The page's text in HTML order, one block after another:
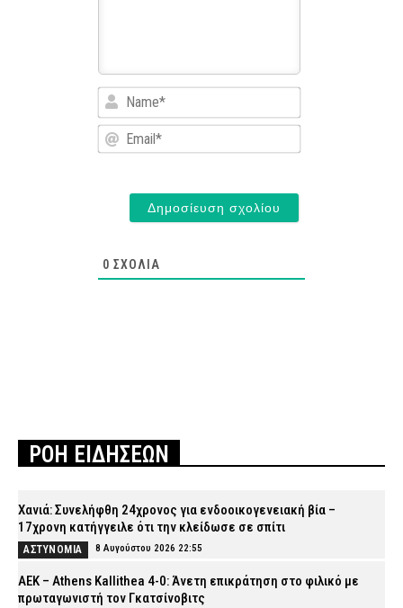
Name*
Email*
0 ΣΧΌΛΙΑ
ΡΟΗ ΕΙΔΗΣΕΩΝ
Χανιά: Συνελήφθη 24χρονος για ενδοοικογενειακή βία –
17χρονη κατήγγειλε ότι την κλείδωσε σε σπίτι
ΑΣΤΥΝΟΜΙΑ 8 Αυγούστου 2026 22:55
ΑΕΚ – Athens Kallithea 4-0: Άνετη επικράτηση στο φιλικό με
πρωταγωνιστή τον Γκατσίνοβιτς